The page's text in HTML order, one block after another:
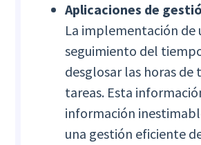
Aplicaciones de
La implementación de
seguimiento del
desglosar las horas
tareas. Esta
información
una gestión eficiente